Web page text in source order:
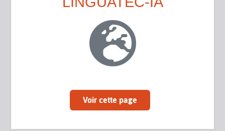
Voir cette page